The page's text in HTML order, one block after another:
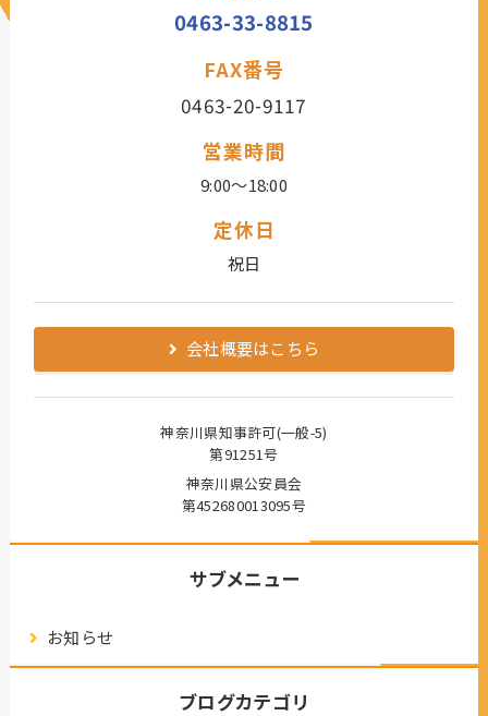
0463-33-8815
FAX番号
0463-20-9117
営業時間
9:00～18:00
定休日
祝日
会社概要はこちら
神奈川県知事許可(一般-5)
第91251号
神奈川県公安員会
第452680013095号
サブメニュー
お知らせ
ブログカテゴリ